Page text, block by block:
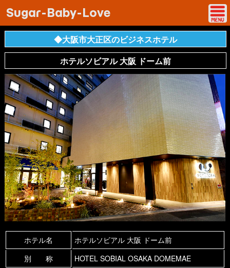
Sugar-Baby-Love
◆大阪市大正区のビジネスホテル
ホテルソビアル 大阪 ドーム前
ホテル名
ホテルソビアル 大阪 ドーム前
別 称
HOTEL SOBIAL OSAKA DOMEMAE